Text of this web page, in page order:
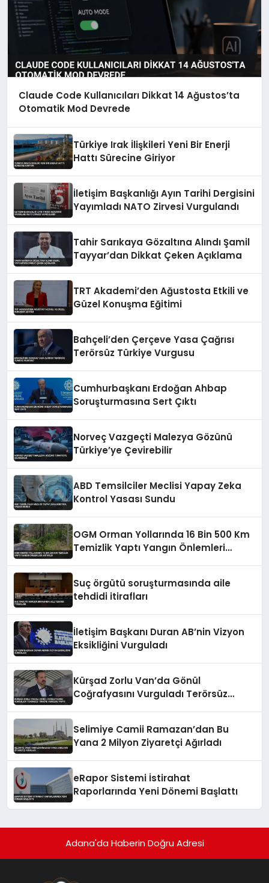
Claude Code Kullanıcıları Dikkat 14 Ağustos’ta
Otomatik Mod Devrede
Türkiye Irak İlişkileri Yeni Bir Enerji
Hattı Sürecine Giriyor
İletişim Başkanlığı Ayın Tarihi Dergisini
Yayımladı NATO Zirvesi Vurgulandı
Tahir Sarıkaya Gözaltına Alındı Şamil
Tayyar’dan Dikkat Çeken Açıklama
TRT Akademi’den Ağustosta Etkili ve
Güzel Konuşma Eğitimi
Bahçeli’den Çerçeve Yasa Çağrısı
Terörsüz Türkiye Vurgusu
Cumhurbaşkanı Erdoğan Ahbap
Soruşturmasına Sert Çıktı
Norveç Vazgeçti Malezya Gözünü
Türkiye’ye Çevirebilir
ABD Temsilciler Meclisi Yapay Zeka
Kontrol Yasası Sundu
OGM Orman Yollarında 16 Bin 500 Km
Temizlik Yaptı Yangın Önlemleri
Suç örgütü soruşturmasında aile
tehdidi itirafları
İletişim Başkanı Duran AB’nin Vizyon
Eksikliğini Vurguladı
Kürşad Zorlu Van’da Gönül
Coğrafyasını Vurguladı Terörsüz
Selimiye Camii Ramazan’dan Bu
Yana 2 Milyon Ziyaretçi Ağırladı
eRapor Sistemi İstirahat
Raporlarında Yeni Dönemi Başlattı
Adana'da Haberin Doğru Adresi